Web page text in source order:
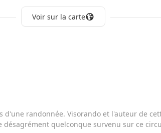
Voir sur la carte
randonnée. Visorando et l'auteur de
désagrément quelconque survenu sur ce